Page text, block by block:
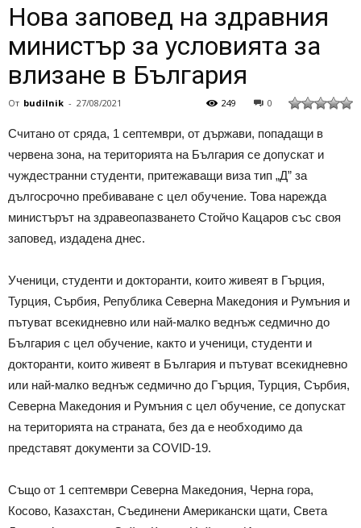
Нова заповед на здравния
министър за условията за
влизане в България
От budilnik - 27/08/2021 0
249
Считано от сряда, 1 септември, от държави, попадащи в
червена зона, на територията на България се допускат и
чуждестранни студенти, притежаващи виза тип „Д” за
дългосрочно пребиваване с цел обучение. Това нарежда
министърът на здравеопазването Стойчо Кацаров със своя
заповед, издадена днес.
Ученици, студенти и докторанти, които живеят в Гърция,
Турция, Сърбия, Република Северна Македония и Румъния и
пътуват всекидневно или най-малко веднъж седмично до
България с цел обучение, както и ученици, студенти и
докторанти, които живеят в България и пътуват всекидневно
или най-малко веднъж седмично до Гърция, Турция, Сърбия,
Северна Македония и Румъния с цел обучение, се допускат
на територията на страната, без да е необходимо да
представят документи за COVID-19.
Също от 1 септември Северна Македония, Черна гора,
Косово, Казахстан, Съединени Американски щати, Света